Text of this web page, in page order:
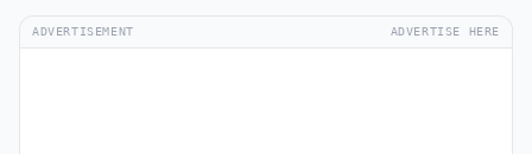
ADVERTISEMENT ADVERTISE HERE